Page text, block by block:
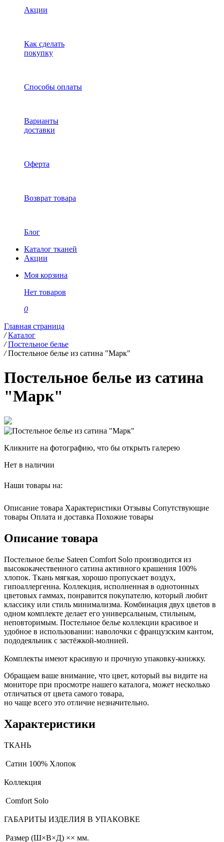
Акции
Как сделать
покупку
Способы оплаты
Варианты
доставки
Оферта
Возврат товара
Блог
Каталог тканей
Акции
Моя корзина
Нет товаров
0
Главная страница
/ Каталог
/ Постельное белье
/ Постельное белье из сатина "Марк"
Постельное белье из сатина
"Марк"
Кликните на фотографию, что бы открыть галерею
Нет в наличии
Наши товары на:
Описание товара Характеристики Отзывы Сопутствующие
товары Оплата и доставка Похожие товары
Описание товара
Постельное белье Sateen Comfort Solo производится из
высококачественного сатина активного крашения 100%
хлопок. Ткань мягкая, хорошо пропускает воздух,
гипоаллергенна. Коллекция, исполненная в однотонных
цветовых гаммах, понравится покупателю, который любит
классику или стиль минимализма. Комбинация двух цветов в
одном комплекте делает его универсальным, стильным,
неповторимым. Постельное белье коллекции красивое и
удобное в использовании: наволочки с французским кантом,
пододеяльник с застёжкой-молнией.
Комплекты имеют красивую и прочную упаковку-книжку.
Обращаем ваше внимание, что цвет, который вы видите на
мониторе при просмотре нашего каталога, может несколько
отличаться от цвета самого товара,
но чаще всего это отличие незначительно.
Характеристики
ТКАНЬ
Сатин 100% Хлопок
Коллекция
Comfort Solo
ГАБАРИТЫ ИЗДЕЛИЯ В УПАКОВКЕ
Размер (Ш×В×Д) ×× мм.